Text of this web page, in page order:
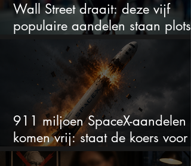
Wall Street draait: deze vijf
populaire aandelen staan plots
onder spanning
911 miljoen SpaceX-aandelen
komen vrij: staat de koers voor
een nieuwe crash?